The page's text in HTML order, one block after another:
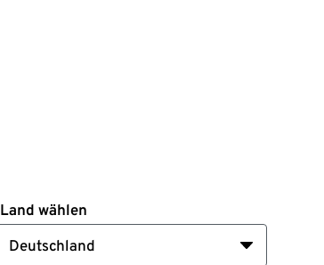
Land wählen
Deutschland